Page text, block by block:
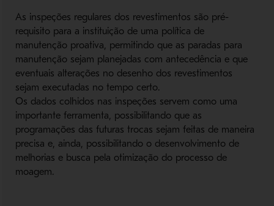
As inspeções regulares dos revestimentos são pré-
requisito para a instituição de uma política de
manutenção proativa, permitindo que as paradas para
manutenção sejam planejadas com antecedência e que
eventuais alterações no desenho dos revestimentos
sejam executadas no tempo certo.
Os dados colhidos nas inspeções servem como uma
importante ferramenta, possibilitando que as
programações das futuras trocas sejam feitas de maneira
precisa e, ainda, possibilitando o desenvolvimento de
melhorias e busca pela otimização do processo de
moagem.